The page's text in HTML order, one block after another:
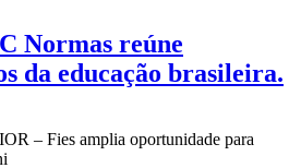
Normas reúne
da educação brasileira.